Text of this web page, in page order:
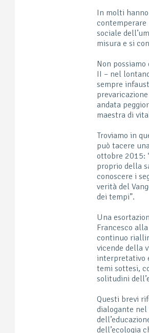
In molti hanno
contemperare
sociale
misura e si
Non
II – nel
sempre
andata
maestra di
Troviamo in
può tacere
ottobre 2015:
proprio della
conoscere i
verità del
dei tempi”.
Una
Francesco
continuo
vicende della
interpretativo
temi sottesi,
solitudini
Questi brevi
dialogante
dell’ecologia